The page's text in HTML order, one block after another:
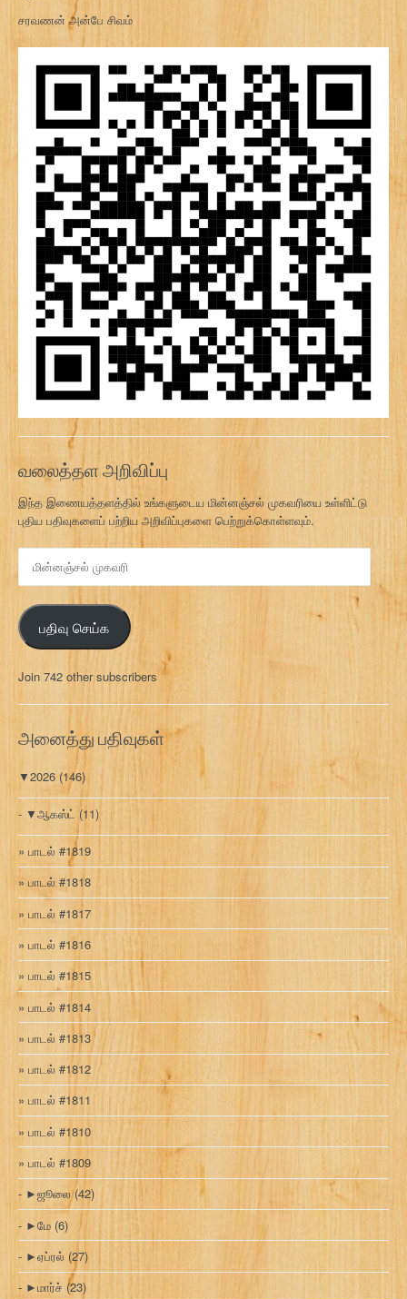
சரவணன் அன்பே சிவம்
வலைத்தள அறிவிப்பு
இந்த இணையத்தளத்தில் உங்களுடைய மின்னஞ்சல் முகவரியை உள்ளிட்டு
புதிய பதிவுகளைப் பற்றிய அறிவிப்புகளை பெற்றுக்கொள்ளவும்.
ன்
ன
ஞ்
ச
ல்
க
வ
பதிவு செய்க
Join 742 other subscribers
அனைத்து பதிவுகள்
▼2026 (146)
▼ஆகஸ்ட் (11)
பாடல் #1819
பாடல் #1818
பாடல் #1817
பாடல் #1816
பாடல் #1815
பாடல் #1814
பாடல் #1813
பாடல் #1812
பாடல் #1811
பாடல் #1810
பாடல் #1809
►ஜூலை(42)
►மே (6)
►ஏப்ரல் (27)
►மார்ச் (23)